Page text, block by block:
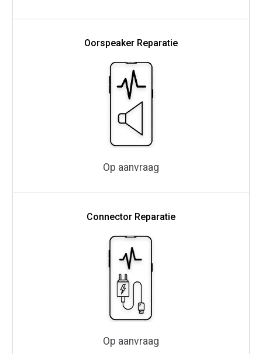
Oorspeaker Reparatie
Op aanvraag
Connector Reparatie
Op aanvraag